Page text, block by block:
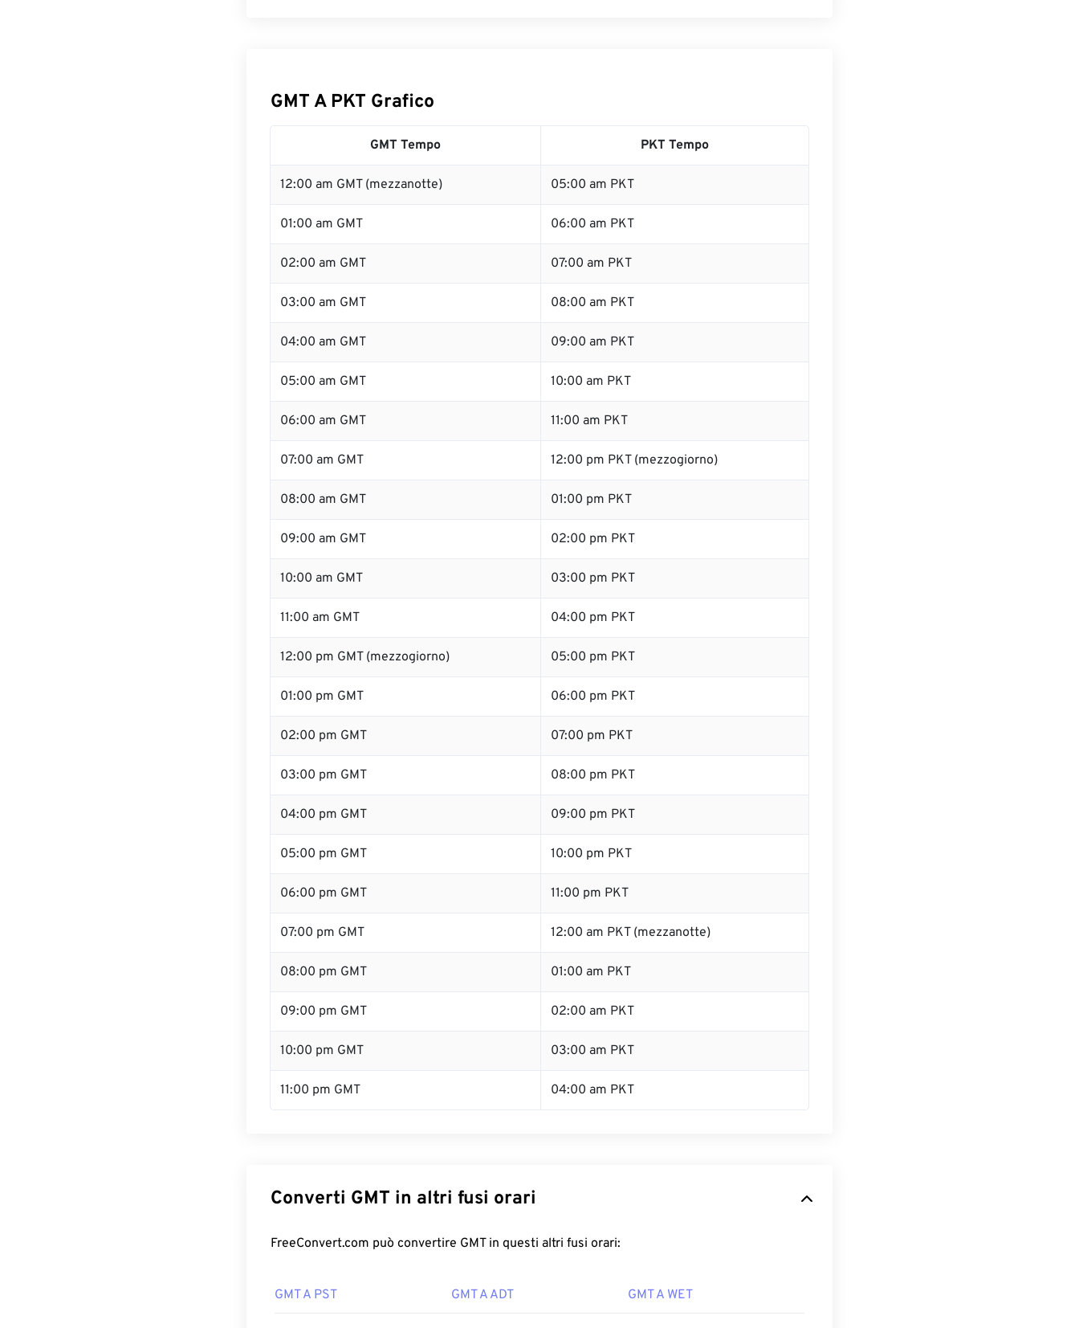
GMT A PKT Grafico
GMT Tempo PKT Tempo
12:00 am GMT (mezzanotte) 05:00 am PKT
01:00 am GMT 06:00 am PKT
02:00 am GMT 07:00 am PKT
03:00 am GMT 08:00 am PKT
04:00 am GMT 09:00 am PKT
05:00 am GMT 10:00 am PKT
06:00 am GMT 11:00 am PKT
07:00 am GMT 12:00 pm PKT (mezzogiorno)
08:00 am GMT 01:00 pm PKT
09:00 am GMT 02:00 pm PKT
10:00 am GMT 03:00 pm PKT
11:00 am GMT 04:00 pm PKT
12:00 pm GMT (mezzogiorno) 05:00 pm PKT
01:00 pm GMT 06:00 pm PKT
02:00 pm GMT 07:00 pm PKT
03:00 pm GMT 08:00 pm PKT
04:00 pm GMT 09:00 pm PKT
05:00 pm GMT 10:00 pm PKT
06:00 pm GMT 11:00 pm PKT
07:00 pm GMT 12:00 am PKT (mezzanotte)
08:00 pm GMT 01:00 am PKT
09:00 pm GMT 02:00 am PKT
10:00 pm GMT 03:00 am PKT
11:00 pm GMT 04:00 am PKT
Converti GMT in altri fusi orari
FreeConvert.com può convertire GMT in questi altri fusi orari:
GMT A PST GMT A ADT GMT A WET